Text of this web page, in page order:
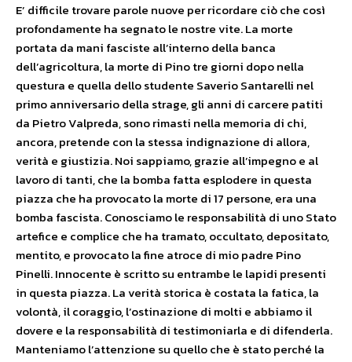
E’ difficile trovare parole nuove per ricordare ciò che così
profondamente ha segnato le nostre vite. La morte
portata da mani fasciste all’interno della banca
dell’agricoltura, la morte di Pino tre giorni dopo nella
questura e quella dello studente Saverio Santarelli nel
primo anniversario della strage, gli anni di carcere patiti
da Pietro Valpreda, sono rimasti nella memoria di chi,
ancora, pretende con la stessa indignazione di allora,
verità e giustizia. Noi sappiamo, grazie all’impegno e al
lavoro di tanti, che la bomba fatta esplodere in questa
piazza che ha provocato la morte di 17 persone, era una
bomba fascista. Conosciamo le responsabilità di uno Stato
artefice e complice che ha tramato, occultato, depositato,
mentito, e provocato la fine atroce di mio padre Pino
Pinelli. Innocente è scritto su entrambe le lapidi presenti
in questa piazza. La verità storica è costata la fatica, la
volontà, il coraggio, l’ostinazione di molti e abbiamo il
dovere e la responsabilità di testimoniarla e di difenderla.
Manteniamo l’attenzione su quello che è stato perché la